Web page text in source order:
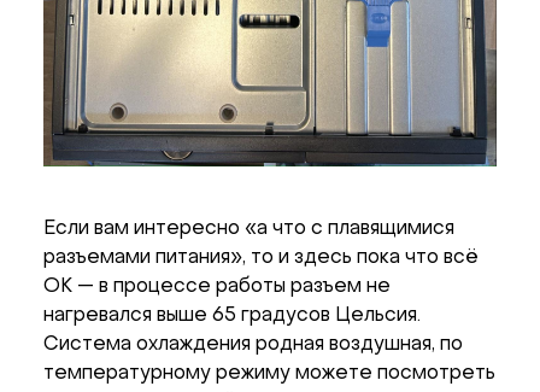
Если вам интересно «а что с плавящимися
разъемами питания», то и здесь пока что всё
ОК — в процессе работы разъем не
нагревался выше 65 градусов Цельсия.
Система охлаждения родная воздушная, по
температурному режиму можете посмотреть